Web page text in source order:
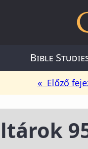
Bible
« Előző